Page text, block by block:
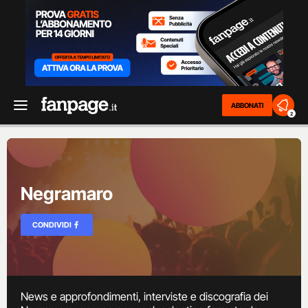
ABBONATI
2
Negramaro
CONDIVIDI
News e approfondimenti, interviste e discografia dei